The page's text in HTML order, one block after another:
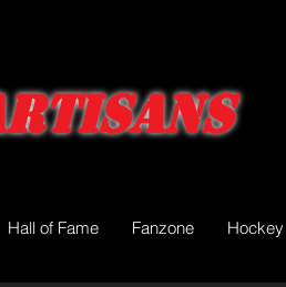
Hall of Fame Fanzone